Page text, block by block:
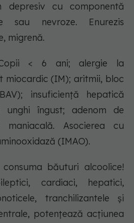
depresiv cu componentă
sau nevroze. Enurezis
migrenă.
< 6 ani; alergie la
miocardic (IM); aritmii, bloc
insuficiență hepatică
îngust; adenom de
maniacală. Asocierea cu
(IMAO).
băuturi alcoolice!
cardiaci, hepatici,
tranchilizantele şi
potenţează acţiunea